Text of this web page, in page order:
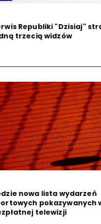
Republiki "Dzisiaj"
trzecią widzów
nowa lista wydarzeń
pokazywanych
telewizji